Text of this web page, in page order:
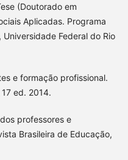
(Doutorado em
Aplicadas. Programa
Federal do Rio
e formação profissional.
ed. 2014.
professores e
Brasileira de Educação,